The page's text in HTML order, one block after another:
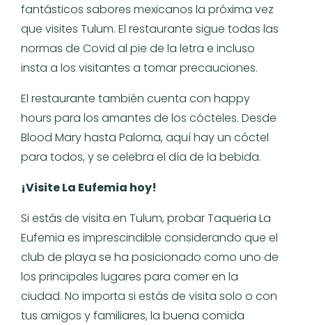
fantásticos sabores mexicanos la próxima vez
que visites Tulum. El restaurante sigue todas las
normas de Covid al pie de la letra e incluso
insta a los visitantes a tomar precauciones.
El restaurante también cuenta con happy
hours para los amantes de los cócteles. Desde
Blood Mary hasta Paloma, aquí hay un cóctel
para todos, y se celebra el día de la bebida.
¡Visite La Eufemia hoy!
Si estás de visita en Tulum, probar Taqueria La
Eufemia es imprescindible considerando que el
club de playa se ha posicionado como uno de
los principales lugares para comer en la
ciudad. No importa si estás de visita solo o con
tus amigos y familiares, la buena comida